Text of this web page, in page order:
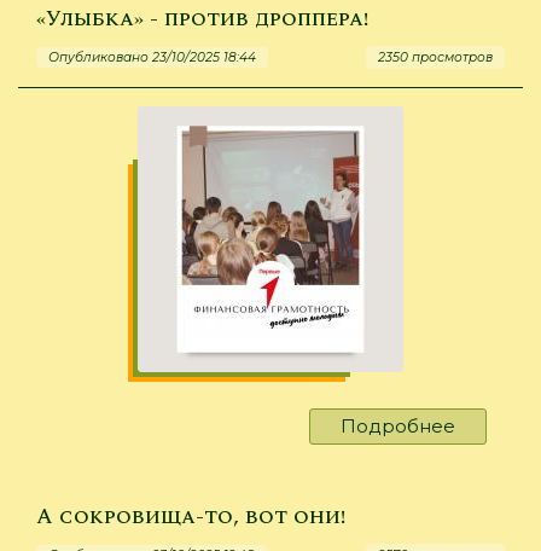
«Улыбка» - против дроппера!
Опубликовано 23/10/2025 18:44 2350 просмотров
Подробнее
«Улыбка»
А сокровища-то, вот они!